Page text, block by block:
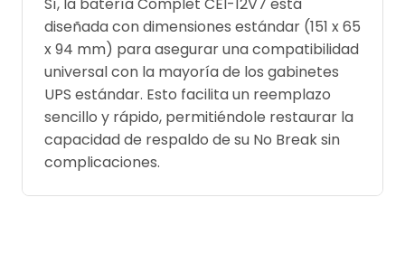
diseñada con dimensiones estándar (151 x 65
x 94 mm) para asegurar una compatibilidad
universal con la mayoría de los gabinetes
UPS estándar. Esto facilita un reemplazo
sencillo y rápido, permitiéndole restaurar la
capacidad de respaldo de su No Break sin
complicaciones.